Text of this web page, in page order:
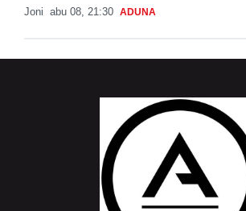
Joni abu 08, 21:30 ADUNA